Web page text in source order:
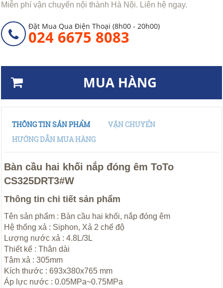
Miễn phí vận chuyển nội thành Hà Nội. Liên hệ ngay.
Đặt Mua Qua Điện Thoại (8h00 - 20h00)
024 6675 8083
MUA HÀNG
THÔNG TIN SẢN PHẨM
VẬN CHUYỂN
HƯỚNG DẪN MUA HÀNG
Bàn cầu hai khối nắp đóng êm ToTo
CS325DRT3#W
Thông tin chi tiết sản phẩm
Tên sản phẩm : Bàn cầu hai khối, nắp đóng êm
Hệ thống xả : Siphon, Xả 2 chế độ
Lượng nước xả : 4.8L/3L
Thiết kế : Thân dài
Tâm xả : 305mm
Kích thước : 693x380x765 mm
Áp lực nước : 0.05MPa~0.75MPa